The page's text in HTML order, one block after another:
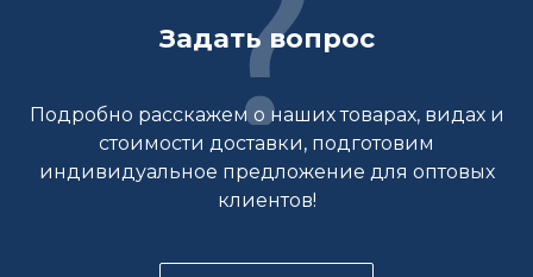
Задать вопрос
Подробно расскажем о наших товарах, видах и
стоимости доставки, подготовим
индивидуальное предложение для оптовых
клиентов!